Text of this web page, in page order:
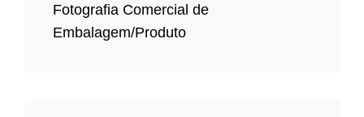
Fotografia Comercial de
Embalagem/Produto